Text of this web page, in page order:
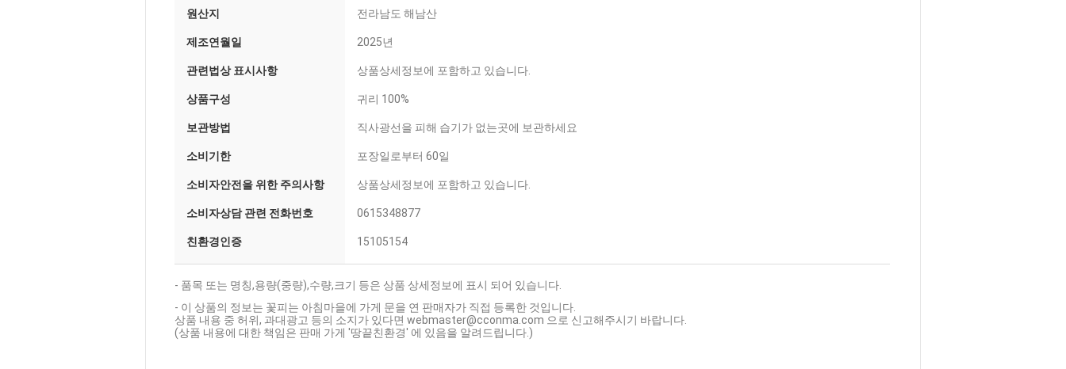
원산지 전라남도 해남산
제조연월일 2025년
관련법상 표시사항 상품상세정보에 포함하고 있습니다.
상품구성 귀리 100%
보관방법 직사광선을 피해 습기가 없는곳에 보관하세요
소비기한 포장일로부터 60일
소비자안전을 위한 주의사항 상품상세정보에 포함하고 있습니다.
소비자상담 관련 전화번호 0615348877
친환경인증 15105154
- 품목 또는 명칭,용량(중량),수량,크기 등은 상품 상세정보에 표시 되어 있습니다.
- 이 상품의 정보는 꽃피는 아침마을에 가게 문을 연 판매자가 직접 등록한 것입니다.
상품 내용 중 허위, 과대광고 등의 소지가 있다면 webmaster@cconma.com 으로 신고해주시기 바랍니다.
(상품 내용에 대한 책임은 판매 가게 '땅끝친환경' 에 있음을 알려드립니다.)